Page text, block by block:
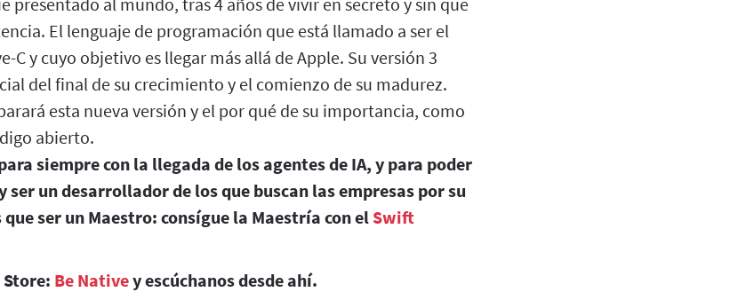
El lenguaje de programación que está llamado a ser el
y cuyo objetivo es llegar más allá de Apple. Su versión 3
del final de su crecimiento y el comienzo de su madurez.
esta nueva versión y el por qué de su importancia, como
abierto.
siempre con la llegada de los agentes de IA, y para poder
ser un desarrollador de los que buscan las empresas por su
ser un Maestro: consígue la Maestría con elSwift
Store: Be Nativey escúchanos desde ahí.